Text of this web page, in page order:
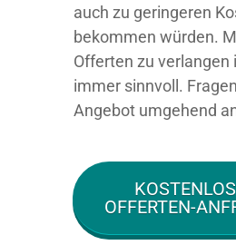
auch zu geringeren
bekommen würden.
Offerten zu verlangen
immer sinnvoll.
Angebot umgehend
OFFERTEN-